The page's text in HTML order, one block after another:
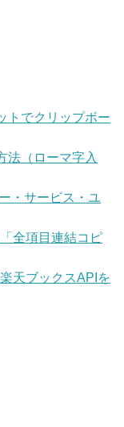
トでクリップボー
法（ローマ字入
・サービス・ユ
全項目連結コピ
天ブックスAPIを